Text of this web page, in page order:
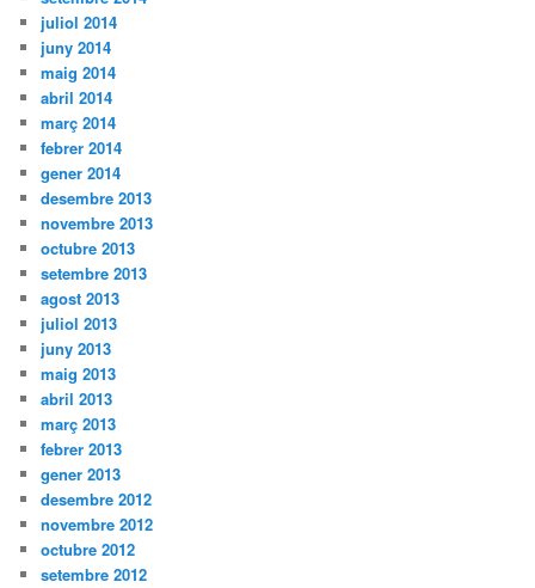
juliol 2014
juny 2014
maig 2014
abril 2014
març 2014
febrer 2014
gener 2014
desembre 2013
novembre 2013
octubre 2013
setembre 2013
agost 2013
juliol 2013
juny 2013
maig 2013
abril 2013
març 2013
febrer 2013
gener 2013
desembre 2012
novembre 2012
octubre 2012
setembre 2012